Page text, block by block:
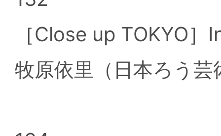
［Close up TOKYO
牧原依里（日本ろう芸